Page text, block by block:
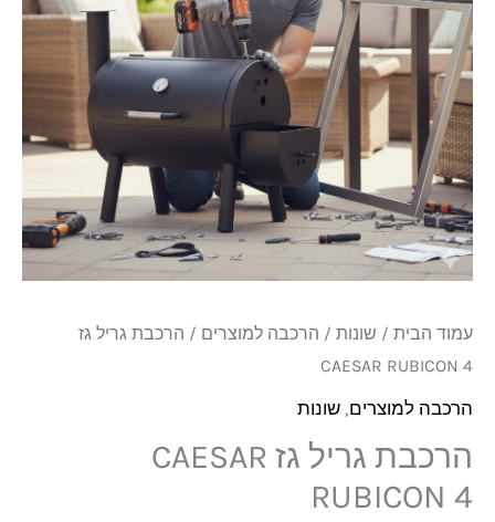
עמוד הבית / שונות / הרכבה למוצרים / הרכבת גריל גז
CAESAR RUBICON 4
הרכבה למוצרים, שונות
הרכבת גריל גז CAESAR
RUBICON 4
CAESAR
RUBICON
4